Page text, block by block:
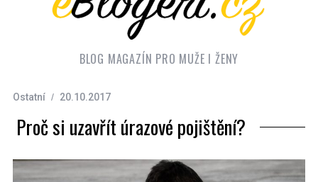
BLOG MAGAZÍN PRO MUŽE I ŽENY
Ostatní 20.10.2017
Proč si uzavřít úrazové pojištění?